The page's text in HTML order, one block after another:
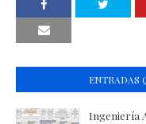
ENTRADAS
Ingeniería